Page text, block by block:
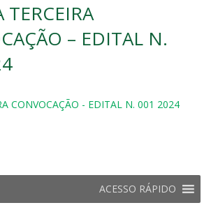
TERCEIRA
– EDITAL N.
CONVOCAÇÃO - EDITAL N. 001 2024
ACESSO RÁPIDO